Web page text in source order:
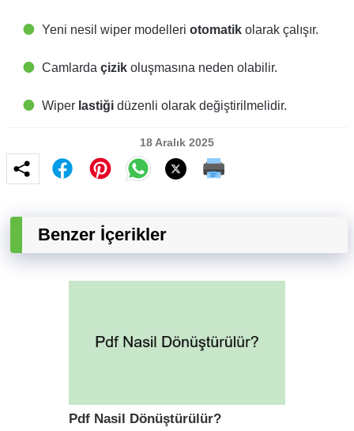
Yeni nesil wiper modelleri otomatik olarak çalışır.
Camlarda çizik oluşmasına neden olabilir.
Wiper lastiği düzenli olarak değiştirilmelidir.
18 Aralık 2025
Benzer İçerikler
Pdf Nasil Dönüştürülür?